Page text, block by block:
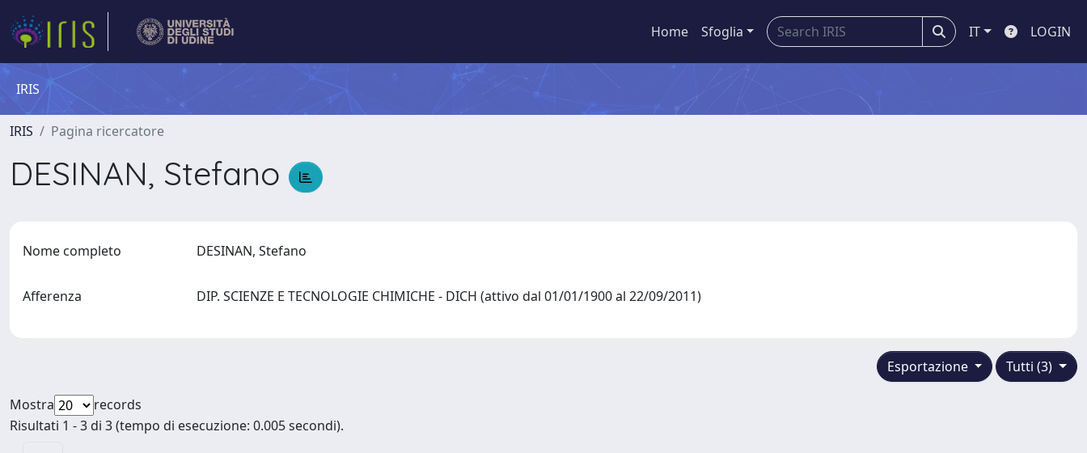
Home Sfoglia IT LOGIN
IRIS
IRIS Pagina ricercatore
DESINAN, Stefano
Nome completo DESINAN, Stefano
Afferenza DIP. SCIENZE E TECNOLOGIE CHIMICHE - DICH (attivo dal 01/01/1900 al 22/09/2011)
Tutti (3)
Esportazione
Mostra
records
Risultati 1 - 3 di 3 (tempo di esecuzione: 0.005 secondi).